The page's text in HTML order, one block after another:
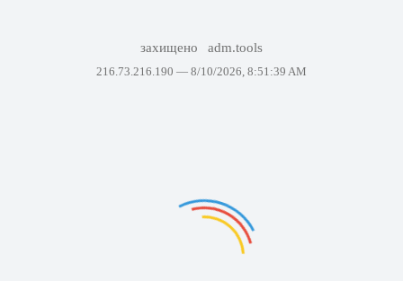
захищено adm.tools
216.73.216.190 — 8/10/2026, 8:51:39 AM